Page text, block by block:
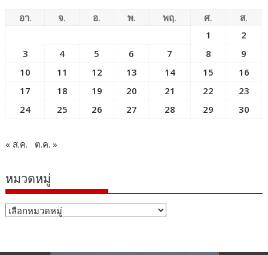
อา. จ. อ. พ. พฤ. ศ.
ส.
1
2
3
4 5 6 7 8
9
10
11 12 13 14 15
16
17
18 19 20 21 22
23
24
25 26 27 28 29 30
« ส.ค. ต.ค. »
หมวดหมู่
หมวด